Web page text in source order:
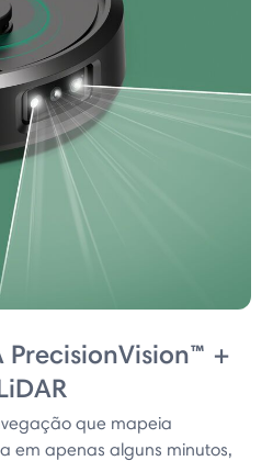
+
que mapeia
em apenas alguns minutos,